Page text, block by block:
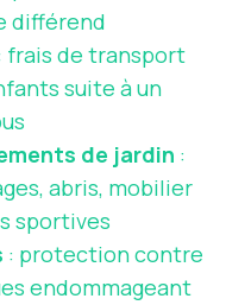
différend
frais de transport
suite à un
de jardin :
abris, mobilier
sportives
: protection contre
endommageant